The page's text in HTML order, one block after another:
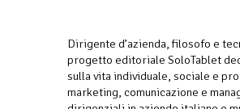
Dirigente d’azienda, filosofo e
progetto editoriale SoloTablet
sulla vita individuale, sociale e
marketing, comunicazione e